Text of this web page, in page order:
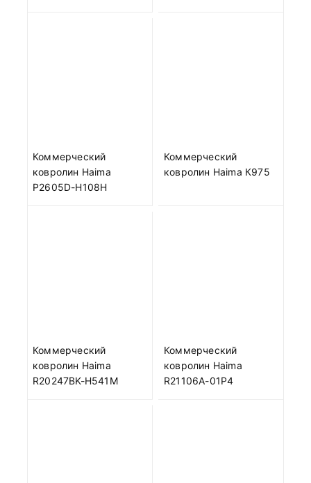
Коммерческий
ковролин Haima
P2605D-H108H
Коммерческий
ковролин Haima К975
Коммерческий
ковролин Haima
R20247BK-H541M
Коммерческий
ковролин Haima
R21106A-01P4